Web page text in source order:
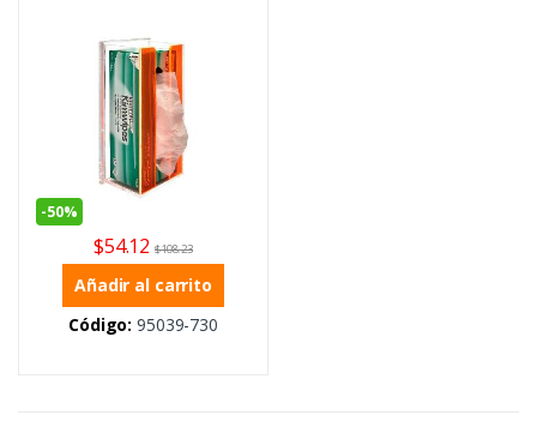
-50%
$54.12 $108.23
Añadir al carrito
Código: 95039-730